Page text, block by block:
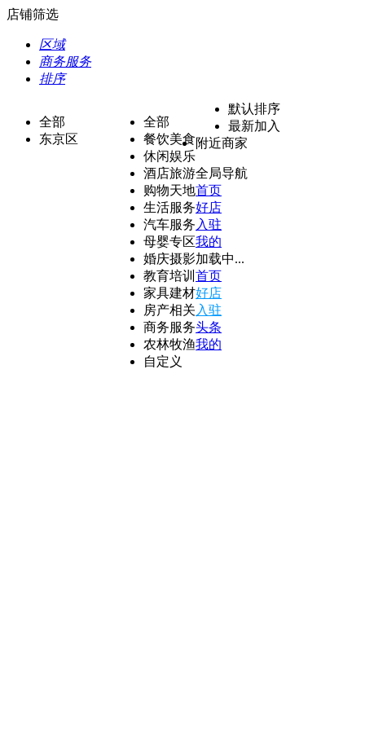
店铺筛选
区域
商务服务
排序
全部
东京区
全部
餐饮美食
休闲娱乐
酒店旅游
购物天地
生活服务
汽车服务
母婴专区
婚庆摄影
教育培训
家具建材
房产相关
商务服务
农林牧渔
自定义
默认排序
最新加入
附近商家
全局导航
首页
好店
入驻
我的
加载中...
首页
好店
入驻
头条
我的